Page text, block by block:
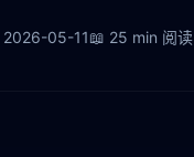
2026-05-11📖 25 min 阅读